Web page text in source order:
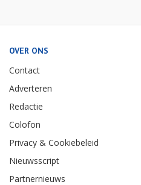
OVER ONS
Contact
Adverteren
Redactie
Colofon
Privacy & Cookiebeleid
Nieuwsscript
Partnernieuws